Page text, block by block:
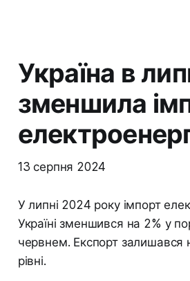
Україна в
зменшила
13 серпня 2024
У липні 2024 року імпорт
Україні зменшився на 2% у
червнем. Експорт залишався
рівні.